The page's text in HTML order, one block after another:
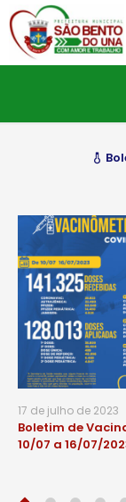
17 de julho de 2023
Boletim de
10/07 a 16/07/